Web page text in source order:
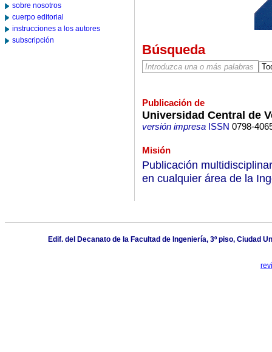
sobre nosotros
cuerpo editorial
instrucciones a los autores
subscripción
Búsqueda
Publicación de
Universidad Central de
versión impresaISSN 0798-
Misión
Publicación
en cualquier área de la
Edif. del Decanato de la Facultad de Ingeniería, 3º piso, Ciudad